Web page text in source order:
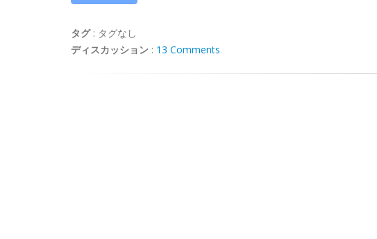
タグ: タグなし
ディスカッション : 13 Comments